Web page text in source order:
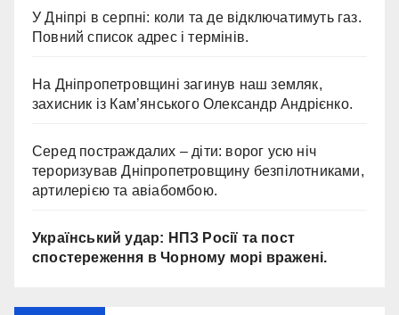
У Дніпрі в серпні: коли та де відключатимуть газ.
Повний список адрес і термінів.
На Дніпропетровщині загинув наш земляк,
захисник із Кам’янського Олександр Андрієнко.
Серед постраждалих – діти: ворог усю ніч
тероризував Дніпропетровщину безпілотниками,
артилерією та авіабомбою.
Український удар: НПЗ Росії та пост
спостереження в Чорному морі вражені.